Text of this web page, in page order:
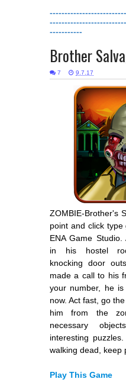
-----------
Brother
7 9.7.17
ZOMBIE-Brother's
point and click
ENA Game
in his hostel
knocking door
made a call to his
your number, he
now. Act fast, go
him from the
necessary
interesting
walking dead, keep
Play This Game